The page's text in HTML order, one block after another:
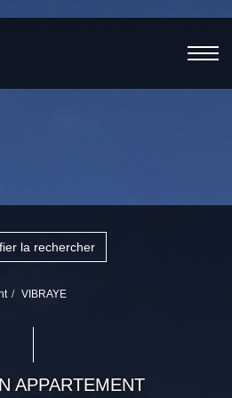
la rechercher
VIBRAYE
APPARTEMENT